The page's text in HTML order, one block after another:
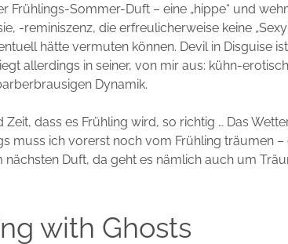
Frühlings-Sommer-Duft – eine „hippe“ und
-reminiszenz, die erfreulicherweise keine
hätte vermuten können. Devil in Disguise
allerdings in seiner, von mir aus: kühn-
Dynamik.
Zeit, dass es Frühling wird, so richtig … Das
muss ich vorerst noch vom Frühling träumen –
nächsten Duft, da geht es nämlich auch um
with Ghosts